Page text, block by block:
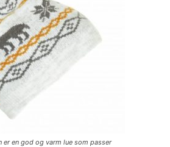
er en god og varm lue som passer